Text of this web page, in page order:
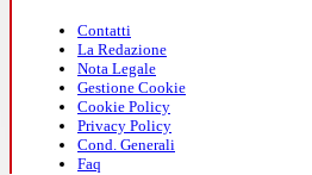
Contatti
La Redazione
Nota Legale
Gestione Cookie
Cookie Policy
Privacy Policy
Cond. Generali
Faq